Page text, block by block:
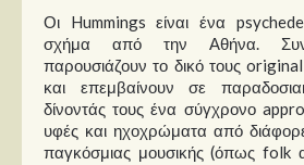
Οι Hummings είναι ένα
σχήμα από την Αθήνα.
παρουσιάζουν το δικό τους
και επεμβαίνουν σε
δίνοντάς τους ένα σύγχρονο
υφές και ηχοχρώματα από
παγκόσμιας μουσικής (όπως folk